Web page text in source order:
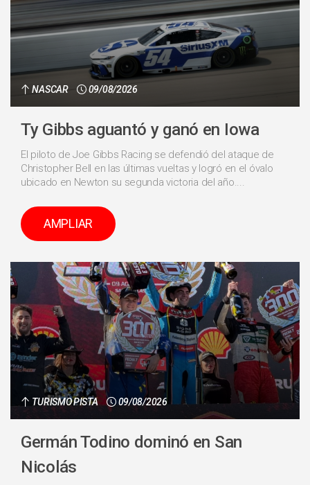
NASCAR 09/08/2026
Ty Gibbs aguantó y ganó en Iowa
El piloto de Joe Gibbs Racing se defendió del ataque de
Christopher Bell en las últimas vueltas y logró en el óvalo
ubicado en Newton su segunda victoria del año....
AMPLIAR
TURISMO PISTA 09/08/2026
Germán Todino dominó en San
Nicolás